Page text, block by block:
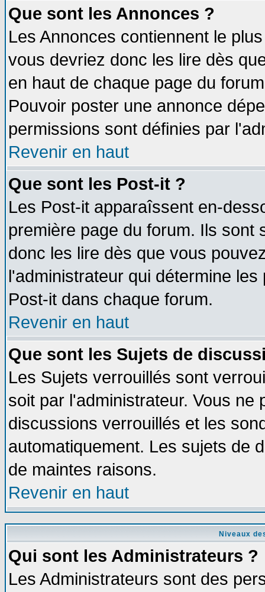
Que sont les Annonces ?
Les Annonces contiennent le
vous devriez donc les lire dès
en haut de chaque page du
Pouvoir poster une annonce
permissions sont définies par
Revenir en haut
Que sont les Post-it ?
Les Post-it apparaîssent en-
première page du forum. Ils
donc les lire dès que vous
l'administrateur qui détermine
Post-it dans chaque forum.
Revenir en haut
Que sont les Sujets de
Les Sujets verrouillés sont
soit par l'administrateur. Vous
discussions verrouillés et les
automatiquement. Les sujets de
de maintes raisons.
Revenir en haut
Niveaux
Qui sont les Administrateurs ?
Les Administrateurs sont des